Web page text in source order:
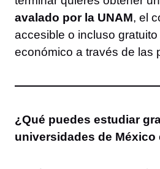
avalado por la UNAM, el
accesible o incluso
económico a través de las
¿Qué puedes estudiar
universidades de México